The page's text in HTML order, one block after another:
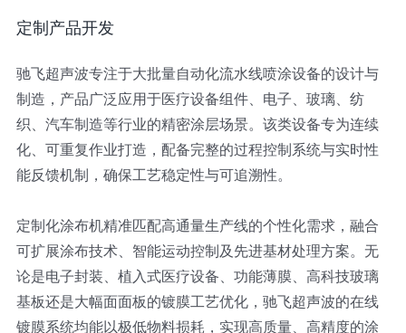
定制产品开发
驰飞超声波专注于大批量自动化流水线喷涂设备的设计与
制造，产品广泛应用于医疗设备组件、电子、玻璃、纺
织、汽车制造等行业的精密涂层场景。该类设备专为连续
化、可重复作业打造，配备完整的过程控制系统与实时性
能反馈机制，确保工艺稳定性与可追溯性。
定制化涂布机精准匹配高通量生产线的个性化需求，融合
可扩展涂布技术、智能运动控制及先进基材处理方案。无
论是电子封装、植入式医疗设备、功能薄膜、高科技玻璃
基板还是大幅面面板的镀膜工艺优化，驰飞超声波的在线
镀膜系统均能以极低物料损耗，实现高质量、高精度的涂